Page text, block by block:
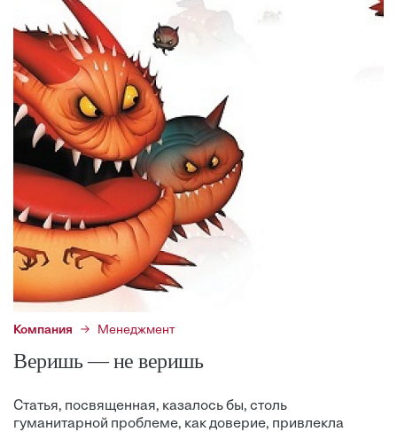
Компания Менеджмент
Веришь — не веришь
Статья, посвященная, казалось бы, столь
гуманитарной проблеме, как доверие, привлекла